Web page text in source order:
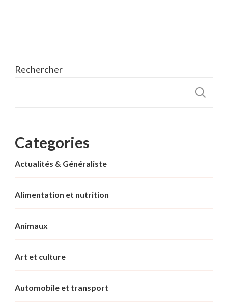
Rechercher
Categories
Actualités & Généraliste
Alimentation et nutrition
Animaux
Art et culture
Automobile et transport